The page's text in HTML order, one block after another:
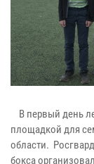
В первый день
площадкой для
области.
бокса